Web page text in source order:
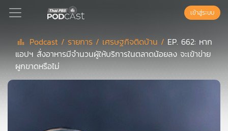
Podcast
เข้าสู่ระบบ
Podcast / รายการ / เศรษฐกิจติดบ้าน / EP. 662: หาก
แอปฯ สั่งอาหารมีจำนวนผู้ให้บริการในตลาดน้อยลง จะเข้าข่าย
ผูกขาดหรือไม่